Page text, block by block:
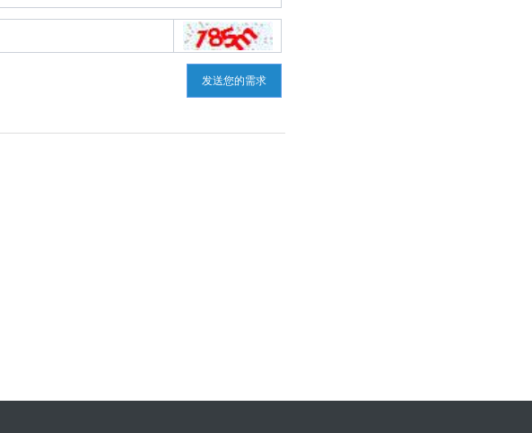
发送您的需求